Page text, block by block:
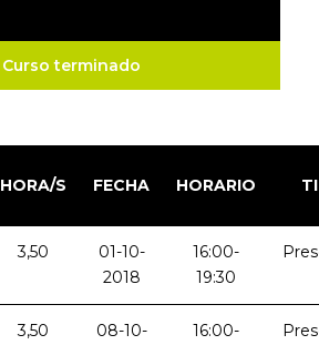
Curso terminado
HORA/S FECHA HORARIO
3,50
01-10-
2018
16:00-
19:30
3,50
08-10-
16:00-